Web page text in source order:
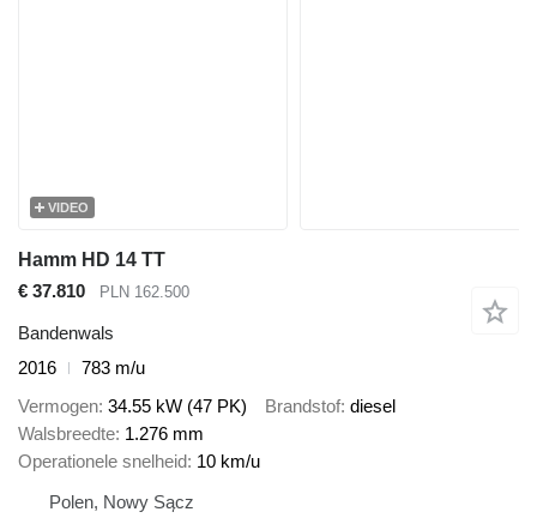
VIDEO
Hamm HD 14 TT
€ 37.810
PLN 162.500
Bandenwals
2016
783 m/u
Vermogen 34.55 kW (47 PK) Brandstof diesel
Walsbreedte 1.276 mm
Operationele snelheid 10 km/u
Polen, Nowy Sącz